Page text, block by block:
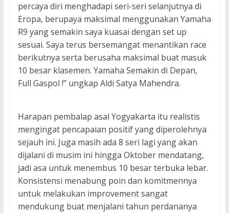
percaya diri menghadapi seri-seri selanjutnya di
Eropa, berupaya maksimal menggunakan Yamaha
R9 yang semakin saya kuasai dengan set up
sesuai. Saya terus bersemangat menantikan race
berikutnya serta berusaha maksimal buat masuk
10 besar klasemen. Yamaha Semakin di Depan,
Full Gaspol !” ungkap Aldi Satya Mahendra.
Harapan pembalap asal Yogyakarta itu realistis
mengingat pencapaian positif yang diperolehnya
sejauh ini. Juga masih ada 8 seri lagi yang akan
dijalani di musim ini hingga Oktober mendatang,
jadi asa untuk menembus 10 besar terbuka lebar.
Konsistensi menabung poin dan komitmennya
untuk melakukan improvement sangat
mendukung buat menjalani tahun perdananya